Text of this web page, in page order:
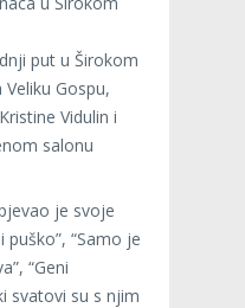
put u Širokom
Gospu,
Vidulin i
salonu
je svoje
“Samo je
“Geni
svatovi su s njim